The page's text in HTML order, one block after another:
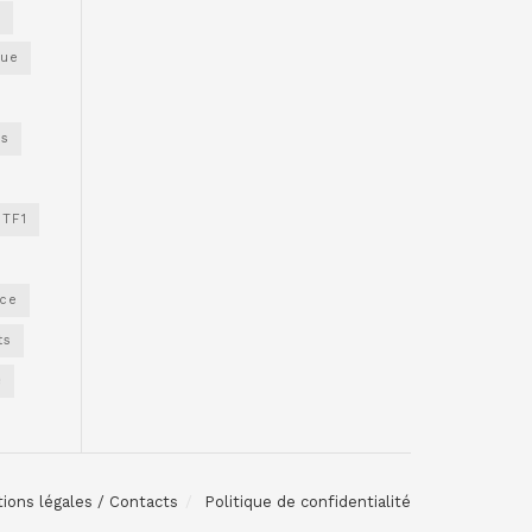
TF1
légales / Contacts Politique de confidentialité